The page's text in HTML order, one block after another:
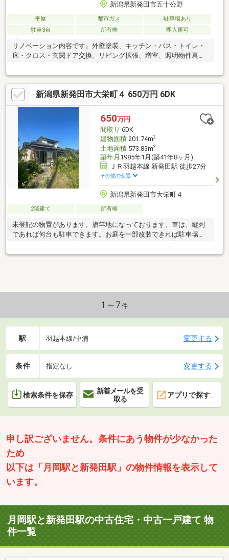
新潟県新発田市五十公野
平屋 都市ガス
駐車場あり
駐車3台
所有権 即入居可
リノベーション内容です。外壁塗装、キッチン・バス・トイレ・
床・クロス・玄関ドア交換、リビング拡張、増室、照明物件裏に
間に合いました。新築建築価格が高騰している今、こちらの物件
もご検討くださいませ。お気軽にお問合せください。担当 伊
藤 大記直通 080-1171-9942固定資産税 71981年/年
新潟県新発田市大栄町４ 650万円 6DK
650万円
間取り 6DK
建物面積201.74m2
土地面積573.83m2
築年月 1985年1月(築41年8ヶ月)
ＪＲ羽越本線 新発田駅 徒歩27分
その他の交通
新潟県新発田市大栄町４
2階建て 所有権
未登記の物置があります。旗竿地になっております。車は、縦列
であれば何台も駐車できます。お庭を一部改装できれば駐車場の
す。若干売主様の荷物がありますが、ご案内はできますのでお気
1～7 件
駅 羽越本線/中浦 変更する
条件 指定なし 変更する
検索条件を保存
新着メールを受
取る
アプリで探す
申し訳ございません。条件にあう物件が少なかった
ため
以下は「月岡駅と新発田駅」の物件情報を表示して
います。
月岡駅と新発田駅の中古住宅・中古一戸建て 物
件一覧